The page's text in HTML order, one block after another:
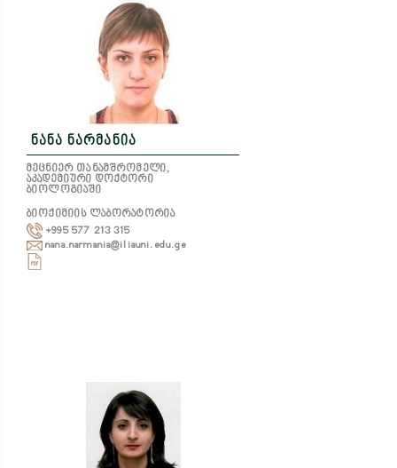
ნანა ნარმანია
მეცნიერ თანამშრომელი,
აკადემიური დოქტორი
ბიოლოგიაში
ბიოქიმიის ლაბორატორია
+995 577 213 315
nana.narmania@iliauni.edu.ge